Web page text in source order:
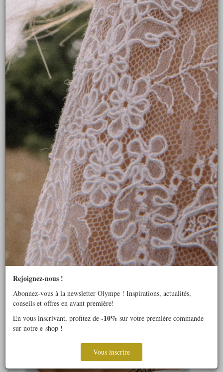
Rejoignez-nous !
Abonnez-vous à la newsletter Olympe ! Inspirations, actualités,
conseils et offres en avant première!
En vous inscrivant, profitez de -10% sur votre première commande
sur notre e-shop !
Vous inscrire